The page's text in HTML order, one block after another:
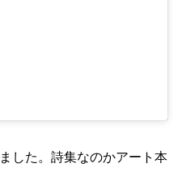
た。詩集なのかアート本